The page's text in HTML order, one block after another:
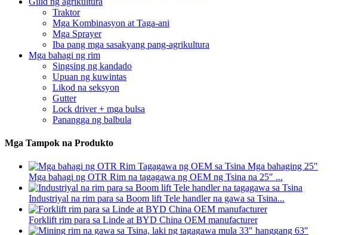
Traktor
Mga Kombinasyon at Taga-ani
Mga Sprayer
Iba pang mga sasakyang pang-agrikultura
Mga bahagi ng rim
Singsing ng kandado
Upuan ng kuwintas
Likod na seksyon
Gutter
Lock driver + mga bulsa
Panangga ng balbula
Mga Tampok na Produkto
Mga bahagi ng OTR Rim na tagagawa ng OEM ng Tsina na 25″ ...
Industriyal na rim para sa Boom lift Tele handler na gawa sa Tsina...
Forklift rim para sa Linde at BYD China OEM manufacturer